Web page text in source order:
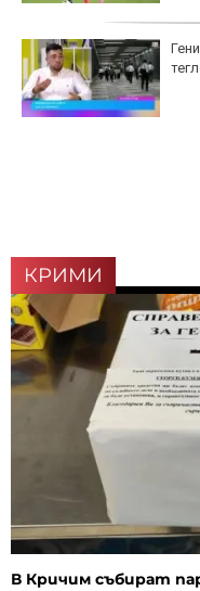
КРИМИ
В Кричим събират